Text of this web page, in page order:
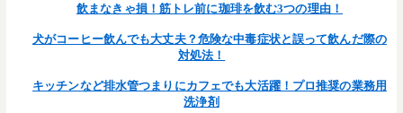
飲まなきゃ損！筋トレ前に珈琲を飲む3つの理由！
犬がコーヒー飲んでも大丈夫？危険な中毒症状と誤って飲んだ際の
対処法！
キッチンなど排水管つまりにカフェでも大活躍！プロ推奨の業務用
洗浄剤